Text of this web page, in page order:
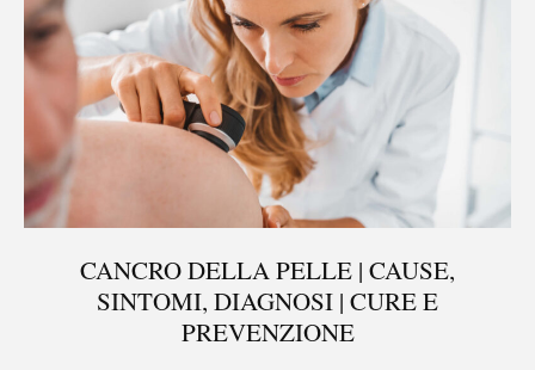
CANCRO DELLA PELLE | CAUSE,
SINTOMI, DIAGNOSI | CURE E
PREVENZIONE